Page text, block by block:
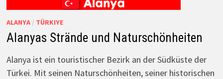
ALANYA/ TÜRKIYE
Alanyas Strände und Naturschönheiten
Alanya ist ein touristischer Bezirk an der Südküste der
Türkei. Mit seinen Naturschönheiten, seiner historischen